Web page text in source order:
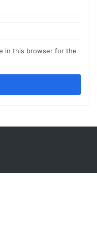
in this browser for the